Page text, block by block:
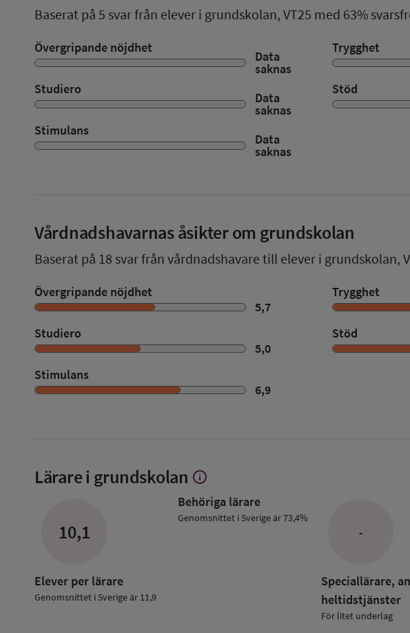
Baserat på 5 svar från elever i grundskolan, VT25 med 63%
Övergripande nöjdhet
Data
saknas
Trygghet
Studiero
Data
saknas
Stöd
Stimulans
Data
saknas
Vårdnadshavarnas åsikter om grundskolan
Baserat på 18 svar från vårdnadshavare till elever i grundskolan,
Övergripande nöjdhet
5,7
Trygghet
Studiero
5,0
Stöd
Stimulans
6,9
Lärare i grundskolan Visa
om
Lärare
info
10,1
Elever per lärare
Genomsnittet i Sverige är 11,9
Behöriga lärare
Genomsnittet i Sverige är 73,4%
-
Speciallärare,
heltidstjänster
För litet underlag